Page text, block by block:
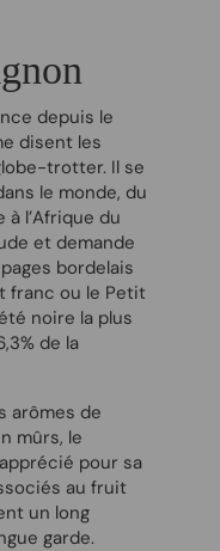
depuis le
disent les
trotter. Il se
le monde, du
à l’Afrique du
et demande
bordelais
franc ou le Petit
noire la plus
de la
arômes de
mûrs, le
pour sa
au fruit
un long
garde.